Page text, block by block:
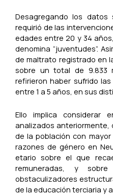
Desagregando los
requirió de las
edades entre 20 y 34
denomina “juventudes”.
de maltrato registrado en
sobre un total de 9.833
refirieron haber sufrido
entre 1 a 5 años, en sus
Ello implica considerar
analizados anteriormente,
de la población con
razones de género en
etario sobre el que
remuneradas, y
obstaculizadores
de la educación terciaria y